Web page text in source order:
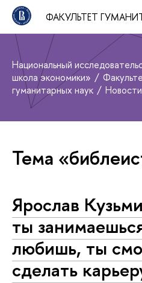
ФАКУЛЬТЕТ
Национальный
школа экономики»
гуманитарных наук
Новости
Тема
Ярослав
ты
любишь, ты
сделать